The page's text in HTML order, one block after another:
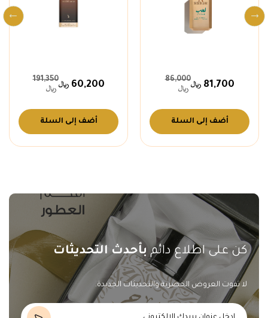
81,700
86,000
أضف إلى السلة
60,200
191,350
أضف إلى السلة
كن على اطلاع دائمبأحدث التحديثات
لا تفوت العروض الحصرية والتحديثات الجديدة.